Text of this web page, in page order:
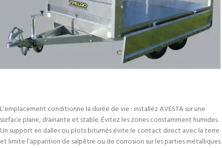
L’emplacement conditionne la durée de vie : installez AVESTA sur une
surface plane, drainante et stable. Évitez les zones constamment humides.
Un support en dalles ou plots bitumés évite le contact direct avec la terre
et limite l’apparition de salpêtre ou de corrosion sur les parties métalliques.